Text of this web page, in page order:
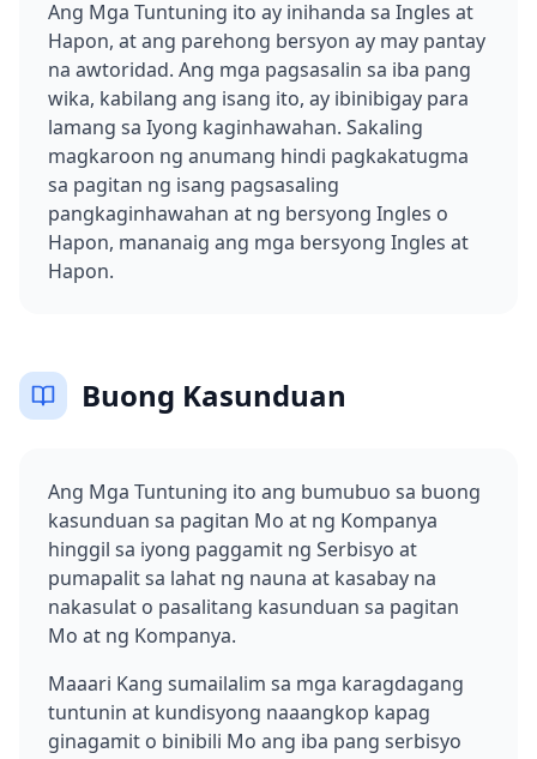
Ang Mga Tuntuning ito ay inihanda sa Ingles at
Hapon, at ang parehong bersyon ay may pantay
na awtoridad. Ang mga pagsasalin sa iba pang
wika, kabilang ang isang ito, ay ibinibigay para
lamang sa Iyong kaginhawahan. Sakaling
magkaroon ng anumang hindi pagkakatugma
sa pagitan ng isang pagsasaling
pangkaginhawahan at ng bersyong Ingles o
Hapon, mananaig ang mga bersyong Ingles at
Hapon.
Buong Kasunduan
Ang Mga Tuntuning ito ang bumubuo sa buong
kasunduan sa pagitan Mo at ng Kompanya
hinggil sa iyong paggamit ng Serbisyo at
pumapalit sa lahat ng nauna at kasabay na
nakasulat o pasalitang kasunduan sa pagitan
Mo at ng Kompanya.
Maaari Kang sumailalim sa mga karagdagang
tuntunin at kundisyong naaangkop kapag
ginagamit o binibili Mo ang iba pang serbisyo